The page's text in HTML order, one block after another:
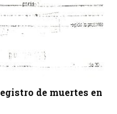
de muertes en